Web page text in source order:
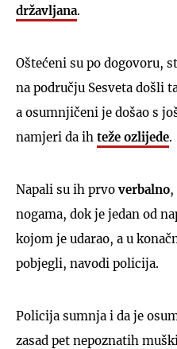
državljana.
Oštećeni su po dogovoru,
na području Sesveta došli
a osumnjičeni je došao s
namjeri da ih teže ozlijede.
Napali su ih prvoverbalno,
nogama, dok je jedan od
kojom je udarao, a u
pobjegli, navodi policija.
Policija sumnja i da je
zasad pet nepoznatih